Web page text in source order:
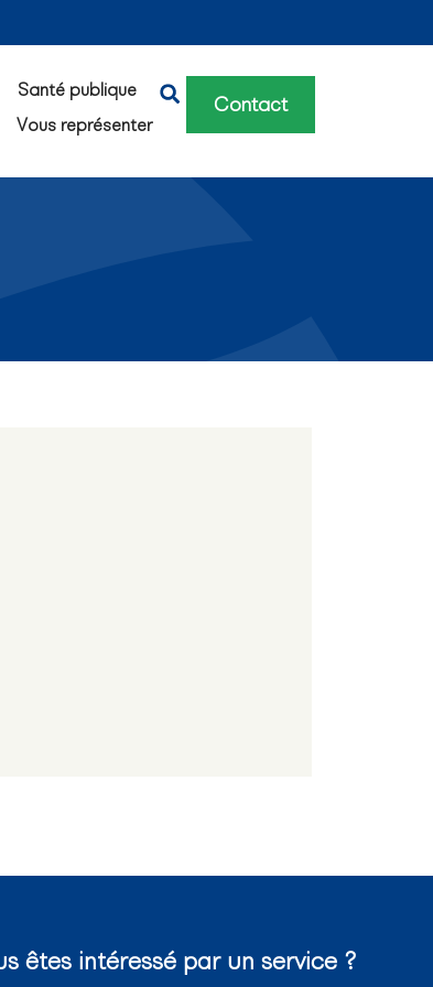
Santé publique
Vous représenter
Contact
êtes intéressé par un service ?